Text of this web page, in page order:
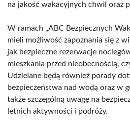
na jakość wakacyjnych chwil oraz
W ramach „ABC Bezpiecznych
mieli możliwość zapoznania się z
jak bezpieczne rezerwacje
mieszkania przed nieobecnością,
Udzielane będą również porady
bezpieczeństwa nad wodą oraz w
także szczególną uwagę na
letnich aktywności i podróży.